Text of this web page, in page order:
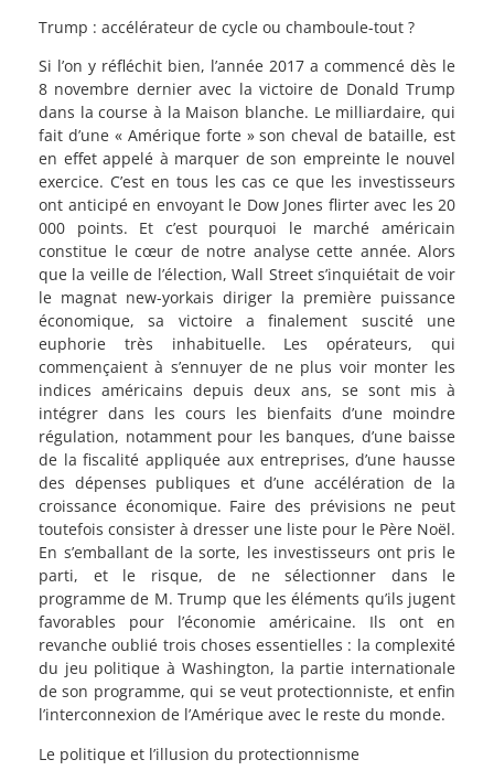
Trump : accélérateur de cycle ou chamboule-tout ?
Si l’on y réfléchit bien, l’année 2017 a commencé dès le
8 novembre dernier avec la victoire de Donald Trump
dans la course à la Maison blanche. Le milliardaire, qui
fait d’une « Amérique forte » son cheval de bataille, est
en effet appelé à marquer de son empreinte le nouvel
exercice. C’est en tous les cas ce que les investisseurs
ont anticipé en envoyant le Dow Jones flirter avec les 20
000 points. Et c’est pourquoi le marché américain
constitue le cœur de notre analyse cette année. Alors
que la veille de l’élection, Wall Street s’inquiétait de voir
le magnat new-yorkais diriger la première puissance
économique, sa victoire a finalement suscité une
euphorie très inhabituelle. Les opérateurs, qui
commençaient à s’ennuyer de ne plus voir monter les
indices américains depuis deux ans, se sont mis à
intégrer dans les cours les bienfaits d’une moindre
régulation, notamment pour les banques, d’une baisse
de la fiscalité appliquée aux entreprises, d’une hausse
des dépenses publiques et d’une accélération de la
croissance économique. Faire des prévisions ne peut
toutefois consister à dresser une liste pour le Père Noël.
En s’emballant de la sorte, les investisseurs ont pris le
parti, et le risque, de ne sélectionner dans le
programme de M. Trump que les éléments qu’ils jugent
favorables pour l’économie américaine. Ils ont en
revanche oublié trois choses essentielles : la complexité
du jeu politique à Washington, la partie internationale
de son programme, qui se veut protectionniste, et enfin
l’interconnexion de l’Amérique avec le reste du monde.
Le politique et l’illusion du protectionnisme